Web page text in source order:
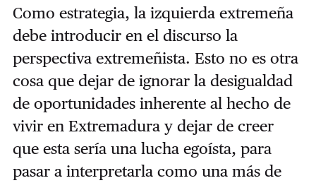
Como estrategia, la izquierda extremeña
debe introducir en el discurso la
perspectiva extremeñista. Esto no es otra
cosa que dejar de ignorar la desigualdad
de oportunidades inherente al hecho de
vivir en Extremadura y dejar de creer
que esta sería una lucha egoísta, para
pasar a interpretarla como una más de